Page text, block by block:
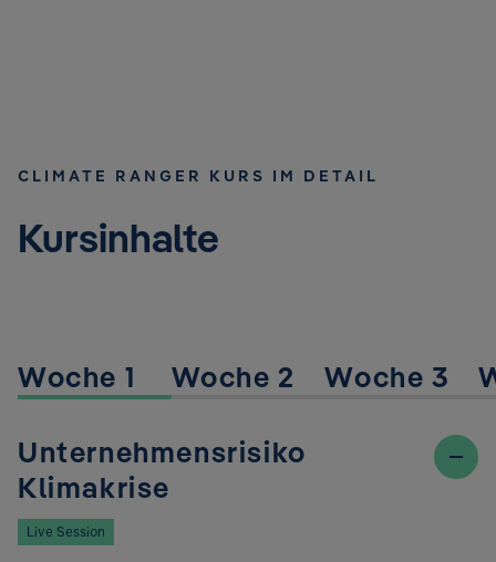
CLIMATE RANGER KURS IM DETAIL
Kursinhalte
Woche 1 Woche 2 Woche 3
Unternehmensrisiko
Klimakrise
Live Session